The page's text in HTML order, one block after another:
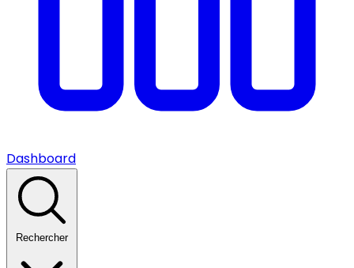
Dashboard
Rechercher